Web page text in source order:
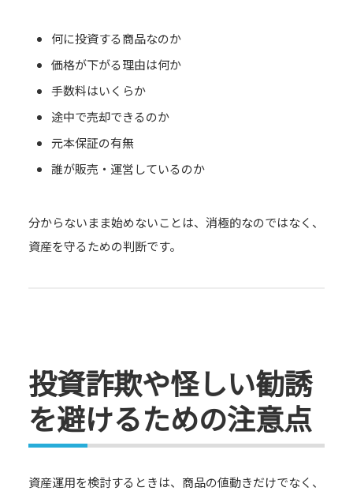
何に投資する商品なのか
価格が下がる理由は何か
手数料はいくらか
途中で売却できるのか
元本保証の有無
誰が販売・運営しているのか
分からないまま始めないことは、消極的なのではなく、
資産を守るための判断です。
投資詐欺や怪しい勧誘
を避けるための注意点
資産運用を検討するときは、商品の値動きだけでなく、